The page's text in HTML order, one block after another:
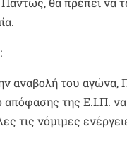
αναβολή του αγώνα,
της Ε.Ι.Π.
τις νόμιμες